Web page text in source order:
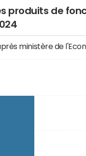
produits de
ministère de